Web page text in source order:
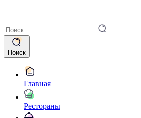
Поиск
Главная
Рестораны